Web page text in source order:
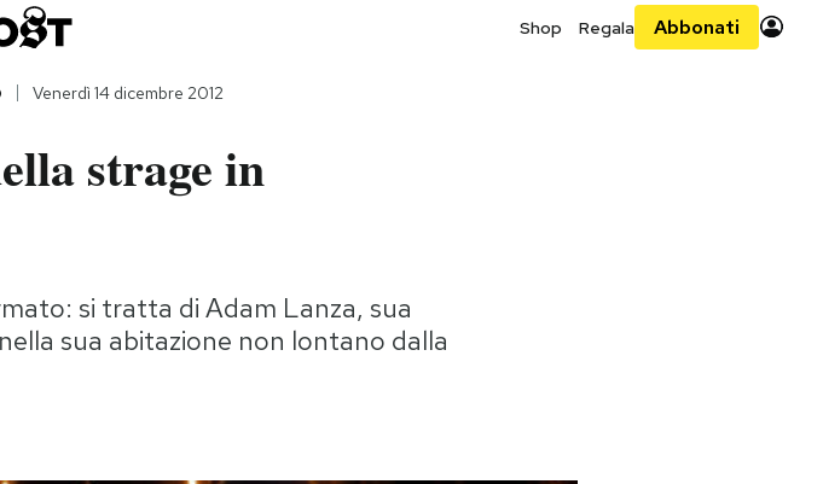
Shop Regala Abbonati
Venerdì 14 dicembre 2012
strage in
si tratta di Adam Lanza, sua
sua abitazione non lontano dalla